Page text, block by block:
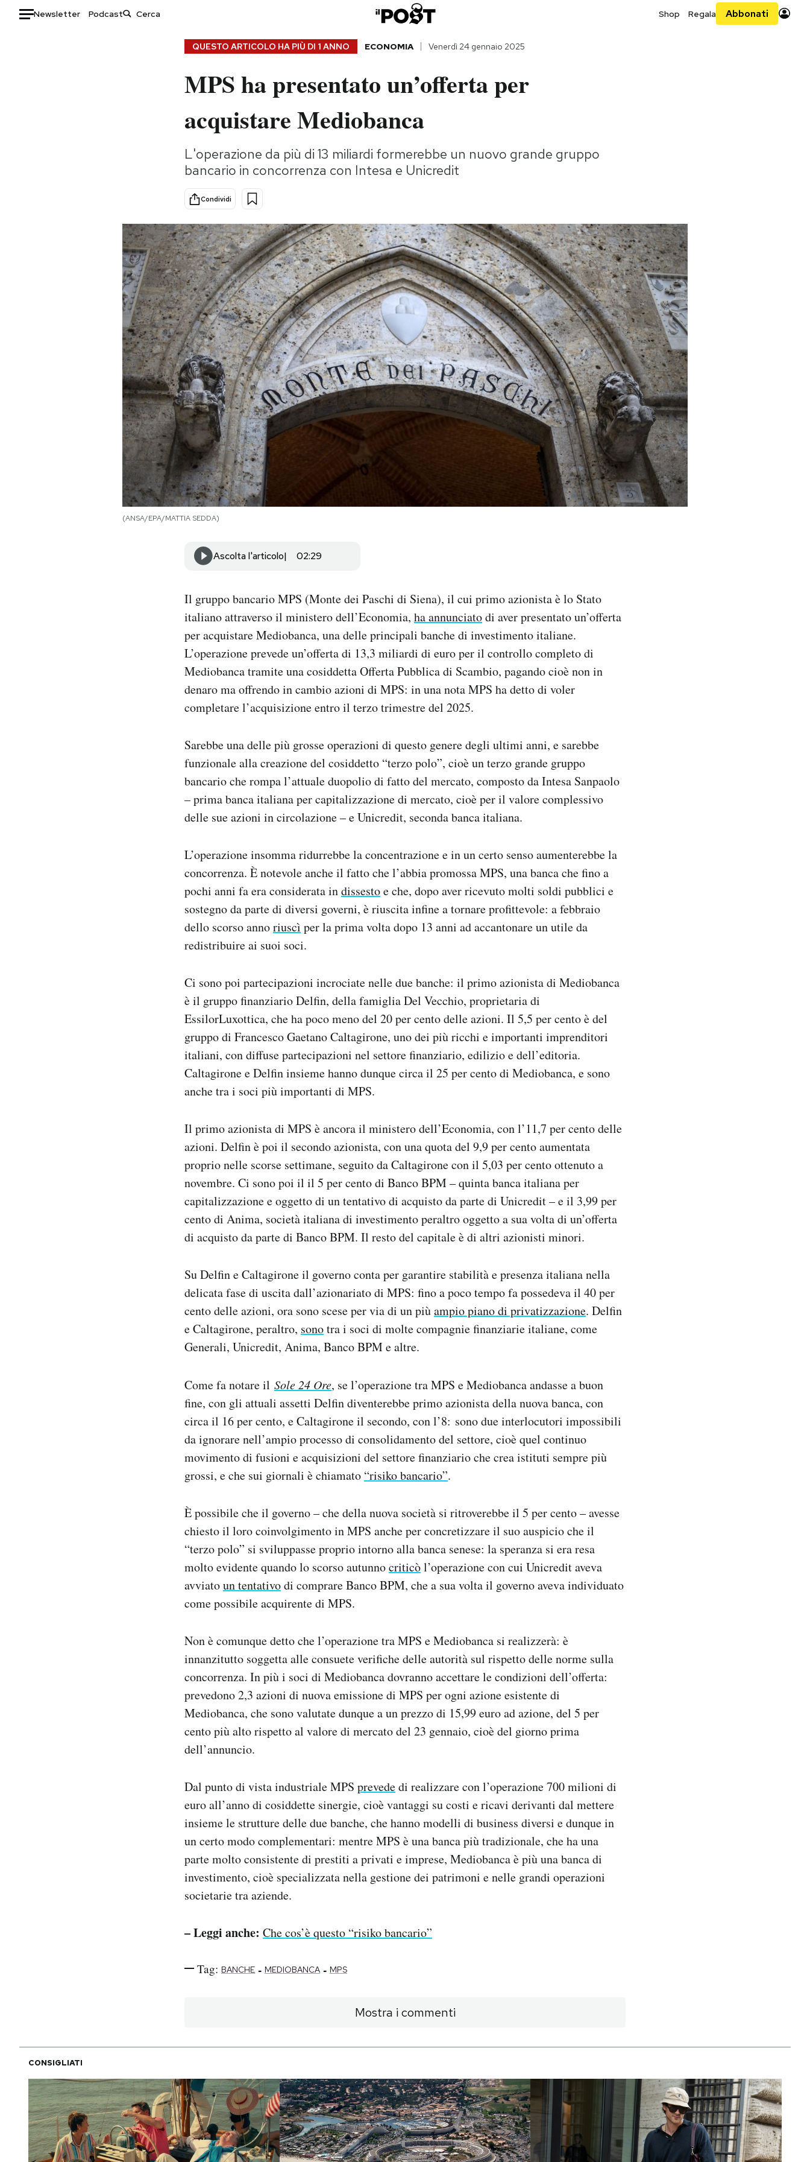
Newsletter Podcast Shop Regala Abbonati
Ok Boomer!
Altrecose
Mondiali calcio 2026
QUESTO ARTICOLO HA PIÙ DI 1 ANNO ECONOMIA Venerdì 24 gennaio 2025
MPS ha presentato un’offerta per
acquistare Mediobanca
L'operazione da più di 13 miliardi formerebbe un nuovo grande gruppo
bancario in concorrenza con Intesa e Unicredit
Condividi
(ANSA/EPA/MATTIA SEDDA)
Ascolta l'articolo 02:29
Il gruppo bancario MPS (Monte dei Paschi di Siena), il cui primo azionista è lo Stato
italiano attraverso il ministero dell’Economia, ha annunciatodi aver presentato un’offerta
per acquistare Mediobanca, una delle principali banche di investimento italiane.
L’operazione prevede un’offerta di 13,3 miliardi di euro per il controllo completo di
Mediobanca tramite una cosiddetta Offerta Pubblica di Scambio, pagando cioè non in
denaro ma offrendo in cambio azioni di MPS: in una nota MPS ha detto di voler
completare l’acquisizione entro il terzo trimestre del 2025.
Sarebbe una delle più grosse operazioni di questo genere degli ultimi anni, e sarebbe
funzionale alla creazione del cosiddetto “terzo polo”, cioè un terzo grande gruppo
bancario che rompa l’attuale duopolio di fatto del mercato, composto da Intesa Sanpaolo
– prima banca italiana per capitalizzazione di mercato, cioè per il valore complessivo
delle sue azioni in circolazione – e Unicredit, seconda banca italiana.
L’operazione insomma ridurrebbe la concentrazione e in un certo senso aumenterebbe la
concorrenza. È notevole anche il fatto che l’abbia promossa MPS, una banca che fino a
pochi anni fa era considerata indissestoe che, dopo aver ricevuto molti soldi pubblici e
sostegno da parte di diversi governi, è riuscita infine a tornare profittevole: a febbraio
dello scorso annoriuscì per la prima volta dopo 13 anni ad accantonare un utile da
redistribuire ai suoi soci.
Ci sono poi partecipazioni incrociate nelle due banche: il primo azionista di Mediobanca
è il gruppo finanziario Delfin, della famiglia Del Vecchio, proprietaria di
EssilorLuxottica, che ha poco meno del 20 per cento delle azioni. Il 5,5 per cento è del
gruppo di Francesco Gaetano Caltagirone, uno dei più ricchi e importanti imprenditori
italiani, con diffuse partecipazioni nel settore finanziario, edilizio e dell’editoria.
Caltagirone e Delfin insieme hanno dunque circa il 25 per cento di Mediobanca, e sono
anche tra i soci più importanti di MPS.
Il primo azionista di MPS è ancora il ministero dell’Economia, con l’11,7 per cento delle
azioni. Delfin è poi il secondo azionista, con una quota del 9,9 per cento aumentata
proprio nelle scorse settimane, seguito da Caltagirone con il 5,03 per cento ottenuto a
novembre. Ci sono poi il il 5 per cento di Banco BPM – quinta banca italiana per
capitalizzazione e oggetto di un tentativo di acquisto da parte di Unicredit – e il 3,99 per
cento di Anima, società italiana di investimento peraltro oggetto a sua volta di un’offerta
di acquisto da parte di Banco BPM. Il resto del capitale è di altri azionisti minori.
Su Delfin e Caltagirone il governo conta per garantire stabilità e presenza italiana nella
delicata fase di uscita dall’azionariato di MPS: fino a poco tempo fa possedeva il 40 per
cento delle azioni, ora sono scese per via di un piùampio piano di privatizzazione. Delfin
e Caltagirone, peraltro, sonotra i soci di molte compagnie finanziarie italiane, come
Generali, Unicredit, Anima, Banco BPM e altre.
Come fa notare il Sole 24 Ore, se l’operazione tra MPS e Mediobanca andasse a buon
fine, con gli attuali assetti Delfin diventerebbe primo azionista della nuova banca, con
circa il 16 per cento, e Caltagirone il secondo, con l’8: sono due interlocutori impossibili
da ignorare nell’ampio processo di consolidamento del settore, cioè quel continuo
movimento di fusioni e acquisizioni del settore finanziario che crea istituti sempre più
grossi, e che sui giornali è chiamato “risiko bancario”.
È possibile che il governo – che della nuova società si ritroverebbe il 5 per cento – avesse
chiesto il loro coinvolgimento in MPS anche per concretizzare il suo auspicio che il
“terzo polo” si sviluppasse proprio intorno alla banca senese: la speranza si era resa
molto evidente quando lo scorso autunnocriticòl’operazione con cui Unicredit aveva
avviatoun tentativodi comprare Banco BPM, che a sua volta il governo aveva individuato
come possibile acquirente di MPS.
Non è comunque detto che l’operazione tra MPS e Mediobanca si realizzerà: è
innanzitutto soggetta alle consuete verifiche delle autorità sul rispetto delle norme sulla
concorrenza. In più i soci di Mediobanca dovranno accettare le condizioni dell’offerta:
prevedono 2,3 azioni di nuova emissione di MPS per ogni azione esistente di
Mediobanca, che sono valutate dunque a un prezzo di 15,99 euro ad azione, del 5 per
cento più alto rispetto al valore di mercato del 23 gennaio, cioè del giorno prima
dell’annuncio.
Dal punto di vista industriale MPS prevededi realizzare con l’operazione 700 milioni di
euro all’anno di cosiddette sinergie, cioè vantaggi su costi e ricavi derivanti dal mettere
insieme le strutture delle due banche, che hanno modelli di business diversi e dunque in
un certo modo complementari: mentre MPS è una banca più tradizionale, che ha una
parte molto consistente di prestiti a privati e imprese, Mediobanca è più una banca di
investimento, cioè specializzata nella gestione dei patrimoni e nelle grandi operazioni
societarie tra aziende.
– Leggi anche: Che cos’è questo “risiko bancario”
Tag: BANCHE - MEDIOBANCA - MPS
Mostra i commenti
CONSIGLIATI